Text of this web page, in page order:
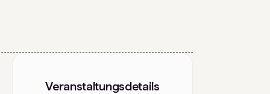
Veranstaltungsdetails